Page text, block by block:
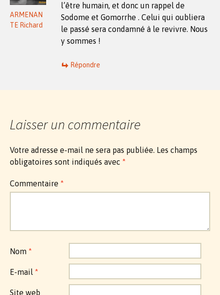
ARMENAN
TE Richard
l’être humain, et donc un rappel de
Sodome et Gomorrhe . Celui qui oubliera
le passé sera condamné à le revivre. Nous
y sommes !
Répondre
Laisser un commentaire
Votre adresse e-mail ne sera pas publiée. Les champs
obligatoires sont indiqués avec *
Commentaire *
Nom *
E-mail *
Site web